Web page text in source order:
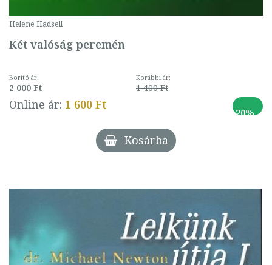
Helene Hadsell
Két valóság peremén
Borító ár:
2 000 Ft
Korábbi ár:
1 400 Ft
Online ár: 1 600 Ft
-
20%
Kosárba